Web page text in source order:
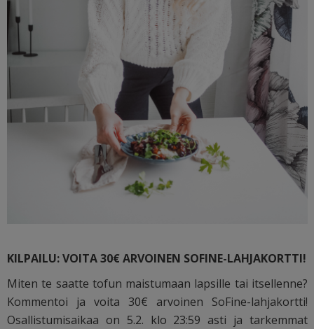
KILPAILU: VOITA 30€ ARVOINEN SOFINE-LAHJAKORTTI!
Miten te saatte tofun maistumaan lapsille tai itsellenne?
Kommentoi ja voita 30€ arvoinen SoFine-lahjakortti!
Osallistumisaikaa on 5.2. klo 23:59 asti ja tarkemmat